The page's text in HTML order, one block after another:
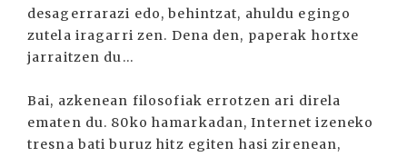
desagerrarazi edo, behintzat, ahuldu egingo
zutela iragarri zen. Dena den, paperak hortxe
jarraitzen du...
Bai, azkenean filosofiak errotzen ari direla
ematen du. 80ko hamarkadan, Internet izeneko
tresna bati buruz hitz egiten hasi zirenean,